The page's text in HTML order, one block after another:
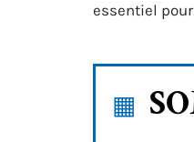
essentiel